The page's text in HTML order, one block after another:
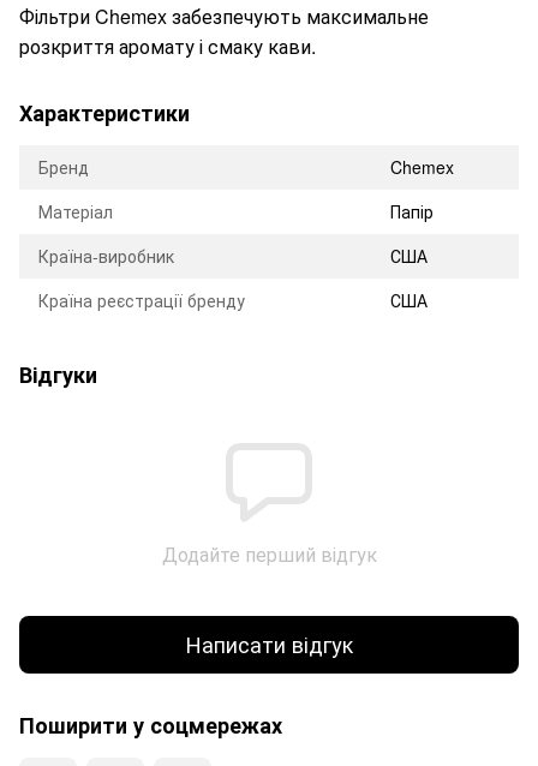
Фільтри Chemex забезпечують максимальне
розкриття аромату і смаку кави.
Характеристики
Бренд
Chemex
Матеріал
Папір
Країна-виробник
США
Країна реєстрації бренду
США
Відгуки
Додайте перший відгук
Написати відгук
Поширити у соцмережах